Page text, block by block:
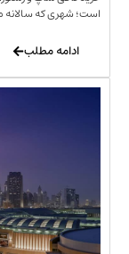
سالانه میلیون‌ها